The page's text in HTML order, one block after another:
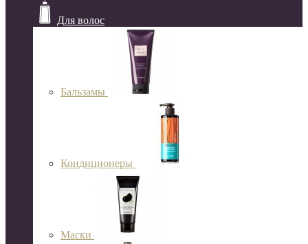
Для волос
Бальзамы
Кондиционеры
Маски